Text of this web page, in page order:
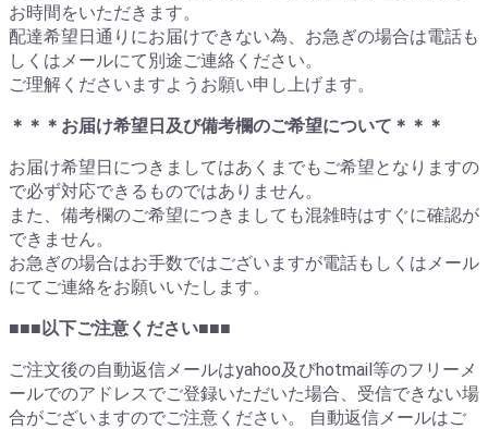
お時間をいただきます。
配達希望日通りにお届けできない為、お急ぎの場合は電話も
しくはメールにて別途ご連絡ください。
ご理解くださいますようお願い申し上げます。
＊＊＊お届け希望日及び備考欄のご希望について＊＊＊
お届け希望日につきましてはあくまでもご希望となりますの
で必ず対応できるものではありません。
また、備考欄のご希望につきましても混雑時はすぐに確認が
できません。
お急ぎの場合はお手数ではございますが電話もしくはメール
にてご連絡をお願いいたします。
■■■以下ご注意ください■■■
ご注文後の自動返信メールはyahoo及びhotmail等のフリーメ
ールでのアドレスでご登録いただいた場合、受信できない場
合がございますのでご注意ください。 自動返信メールはご